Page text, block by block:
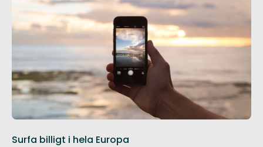
Surfa billigt i hela Europa